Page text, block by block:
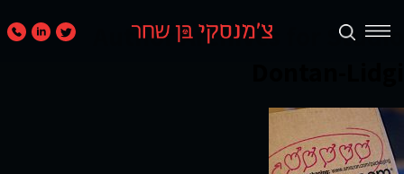
ואזורים
Author Archives for Studio